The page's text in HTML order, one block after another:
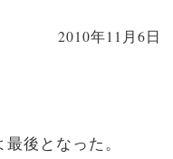
2010年11月6日
後となった。